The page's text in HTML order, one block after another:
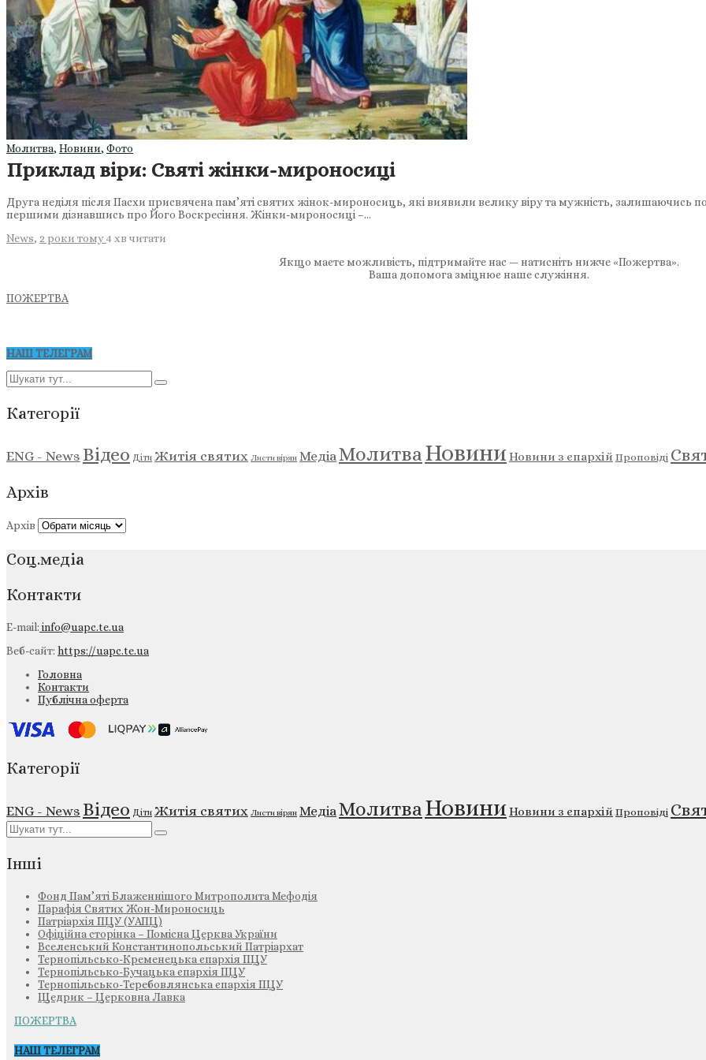
Молитва, Новини, Фото
Приклад віри: Святі жінки-мироносиці
Друга неділя після Пасхи присвячена пам’яті святих жінок-мироносиць, які виявили велику віру та мужність, залишаючись
першими дізнавшись про Його Воскресіння. Жінки-мироносиці –…
News, 2 роки тому4 хв читати
Якщо маєте можливість, підтримайте нас — натисніть нижче «Пожертва».
Ваша допомога зміцнює наше служіння.
ПОЖЕРТВА
НАШ ТЕЛЕГРАМ
Категорії
ENG - News Відео Діти Житія святих Листи вірян МедіаМолитваНовини Новини з єпархій Проповіді
Архів
Архів
Соц.медіа
Контакти
E-mail:info@uapc.te.ua
Веб-сайт: https://uapc.te.ua
Головна
Контакти
Публічна оферта
Категорії
ENG - News Відео Діти Житія святих Листи вірян МедіаМолитваНовиниНовини з єпархій Проповіді
Інші
Фонд Пам’яті Блаженнішого Митрополита Мефодія
Парафія Святих Жон-Мироносиць
Патріархія ПЦУ (УАПЦ)
Офіційна сторінка – Помісна Церква України
Вселенський Константинопольський Патріархат
Тернопільсько-Кременецька єпархія ПЦУ
Тернопільсько-Бучацька єпархія ПЦУ
Тернопільсько-Теребовлянська єпархія ПЦУ
Щедрик – Церковна Лавка
ПОЖЕРТВА
НАШ ТЕЛЕГРАМ